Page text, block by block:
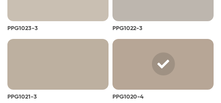
PPG1023-3 PPG1022-3
PPG1021-3 PPG1020-4